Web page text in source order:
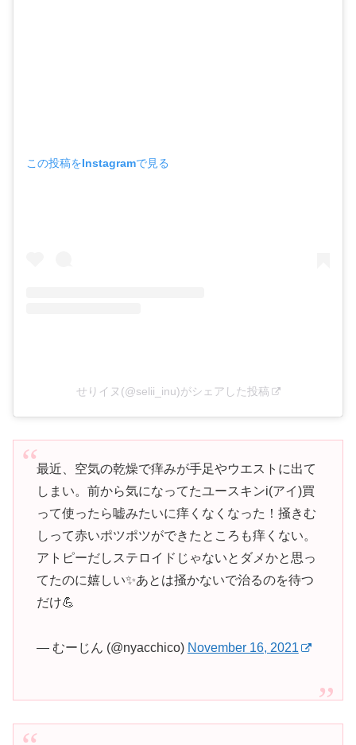
この投稿をInstagramで見る
せりイヌ(@selii_inu)がシェアした投稿
最近、空気の乾燥で痒みが手足やウエストに出て
しまい。前から気になってたユースキンi(アイ)買
って使ったら嘘みたいに痒くなくなった！掻きむ
しって赤いポツポツができたところも痒くない。
アトピーだしステロイドじゃないとダメかと思っ
てたのに嬉しい✨あとは掻かないで治るのを待つ
だけ💪
— むーじん (@nyacchico) November 16, 2021